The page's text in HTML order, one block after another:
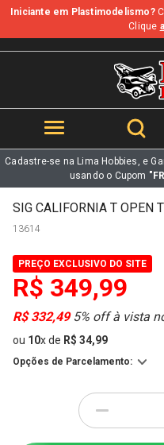
b
Iniciante em Plastimodelismo?
Clique
Cadastre-se na Lima Hobbies, e
usando o Cupom
SIG CALIFORNIA T OPEN
13614
PREÇO EXCLUSIVO DO SITE
R$ 349,99
R$ 332,495% off à vista
ou 10xde R$ 34,99
Opções de Parcelamento:
-